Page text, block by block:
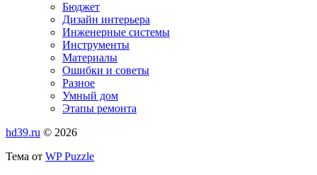
Бюджет
Дизайн интерьера
Инженерные системы
Инструменты
Материалы
Ошибки и советы
Разное
Умный дом
Этапы ремонта
hd39.ru © 2026
Тема от WP Puzzle